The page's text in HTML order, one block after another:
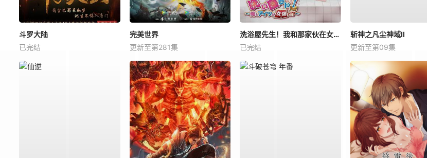
斗罗大陆
已完结
完美世界
更新至第281集
洗浴屋先生！我和那家伙在女浴池！？
已完结
斩神之凡尘神域Ⅱ
更新至第09集